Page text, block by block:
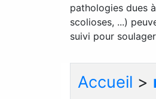
pathologies dues
scolioses, ...)
suivi pour
Accueil >